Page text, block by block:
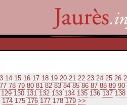
14 15 16 17 18 19 20 21 22 23 24 25 26
77 78 79 80 81 82 83 84 85 86 87 88 89 90
129 130 131 132 133 134 135 136 137 138
174 175 176 177 178 179 >>